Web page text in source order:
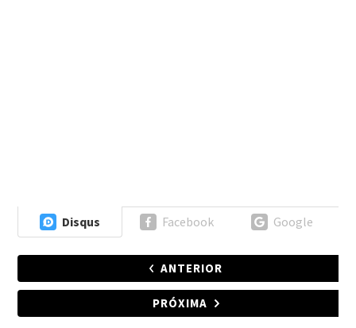
Disqus Facebook Google
ANTERIOR
PRÓXIMA